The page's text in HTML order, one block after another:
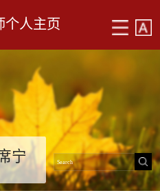
个人主页
宁